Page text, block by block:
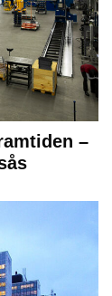
–